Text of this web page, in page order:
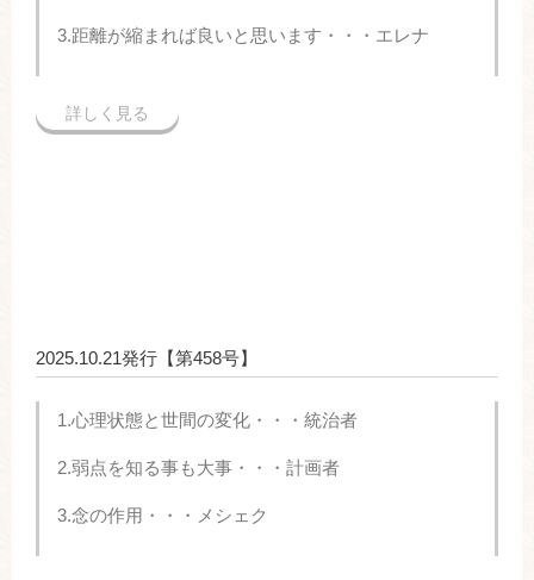
3.距離が縮まれば良いと思います・・・エレナ
詳しく見る
2025.10.21発行【第458号】
1.心理状態と世間の変化・・・統治者
2.弱点を知る事も大事・・・計画者
3.念の作用・・・メシェク